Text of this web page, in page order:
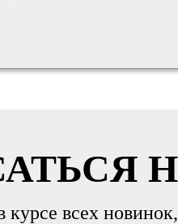
курсе всех